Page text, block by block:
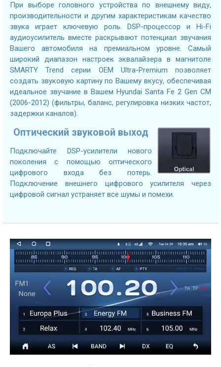
При выборе головного устройства по внешнему виду,
производительности и другим характеристикам качество
звука играет ключевую роль. DSP-процессор и Hi-Fi
аудиоусилитель вместе раскрывают потенциал звучания
Вашего автомобиля на премиальном уровне. Самый
широкий диапазон настроек эквалайзера в магнитоле
SMARTY Trend серии OEM Ultra-Premium позволяет
создать звуковую картину по Вашему вкусу, обеспечивая
идеальное звучание в Вашем Hyundai Santa Fe 2 Gen CM
(2006-2012) (фильтры, баланс, регулировка низких частот,
задержки каналов).
Оптический звуковой выход
Подключайте DSP-усилители нового
поколения с помощью оптического
цифрового входа без потерь.
Подключение внешнего цифрового усилителя через
цифровой сигнал устраняет все шумы и помехи.